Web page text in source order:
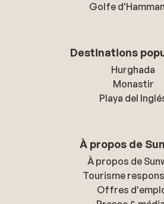
Golfe
Destinations
Hurghada
Monastir
Playa del
À propos de
À propos de
Tourisme
Offres